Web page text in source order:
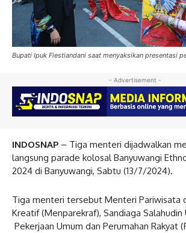
Bupati Ipuk Fiestiandani saat menyaksikan presentasi
- Advertisement -
INDOSNAP – Tiga menteri dijadwalkan
langsung parade kolosal Banyuwangi
2024 di Banyuwangi, Sabtu (13/7/2024).
Tiga menteri tersebut Menteri Pariwisata
Kreatif (Menparekraf), Sandiaga Salahudin
Pekerjaan Umum dan Perumahan Rakyat